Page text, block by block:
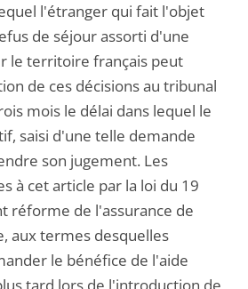
l'étranger qui fait l'objet
de séjour assorti d'une
le territoire français peut
de ces décisions au tribunal
mois le délai dans lequel le
saisi d'une telle demande
son jugement. Les
à cet article par la loi du 19
réforme de l'assurance de
aux termes desquelles
le bénéfice de l'aide